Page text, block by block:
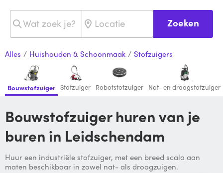
Zoeken
Alles / Huishouden & Schoonmaak / Stofzuigers
Bouwstofzuiger Stofzuiger Robotstofzuiger Nat- en droogstofzuiger
Bouwstofzuiger huren van je
buren in Leidschendam
Huur een industriële stofzuiger, met een breed scala aan
maten beschikbaar in zowel nat- als droogzuigen.